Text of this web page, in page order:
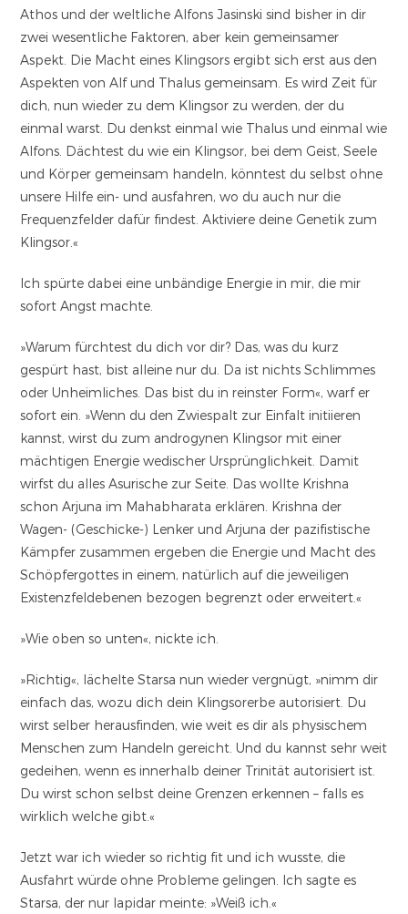
Athos und der weltliche Alfons Jasinski sind bisher in dir
zwei wesentliche Faktoren, aber kein gemeinsamer
Aspekt. Die Macht eines Klingsors ergibt sich erst aus den
Aspekten von Alf und Thalus gemeinsam. Es wird Zeit für
dich, nun wieder zu dem Klingsor zu werden, der du
einmal warst. Du denkst einmal wie Thalus und einmal wie
Alfons. Dächtest du wie ein Klingsor, bei dem Geist, Seele
und Körper gemeinsam handeln, könntest du selbst ohne
unsere Hilfe ein- und ausfahren, wo du auch nur die
Frequenzfelder dafür findest. Aktiviere deine Genetik zum
Klingsor.«
Ich spürte dabei eine unbändige Energie in mir, die mir
sofort Angst machte.
»Warum fürchtest du dich vor dir? Das, was du kurz
gespürt hast, bist alleine nur du. Da ist nichts Schlimmes
oder Unheimliches. Das bist du in reinster Form«, warf er
sofort ein. »Wenn du den Zwiespalt zur Einfalt initiieren
kannst, wirst du zum androgynen Klingsor mit einer
mächtigen Energie wedischer Ursprünglichkeit. Damit
wirfst du alles Asurische zur Seite. Das wollte Krishna
schon Arjuna im Mahabharata erklären. Krishna der
Wagen- (Geschicke-) Lenker und Arjuna der pazifistische
Kämpfer zusammen ergeben die Energie und Macht des
Schöpfergottes in einem, natürlich auf die jeweiligen
Existenzfeldebenen bezogen begrenzt oder erweitert.«
»Wie oben so unten«, nickte ich.
»Richtig«, lächelte Starsa nun wieder vergnügt, »nimm dir
einfach das, wozu dich dein Klingsorerbe autorisiert. Du
wirst selber herausfinden, wie weit es dir als physischem
Menschen zum Handeln gereicht. Und du kannst sehr weit
gedeihen, wenn es innerhalb deiner Trinität autorisiert ist.
Du wirst schon selbst deine Grenzen erkennen – falls es
wirklich welche gibt.«
Jetzt war ich wieder so richtig fit und ich wusste, die
Ausfahrt würde ohne Probleme gelingen. Ich sagte es
Starsa, der nur lapidar meinte: »Weiß ich.«